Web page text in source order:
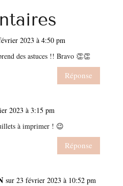
2023 à 4:50 pm
des astuces !! Bravo 👏👏
Réponse
2023 à 3:15 pm
à imprimer ! 😉
Réponse
sur 23 février 2023 à 10:52 pm